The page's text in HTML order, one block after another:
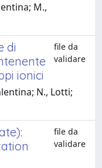
M.,
di
ionici
file da
validare
N., Lotti;
file da
validare